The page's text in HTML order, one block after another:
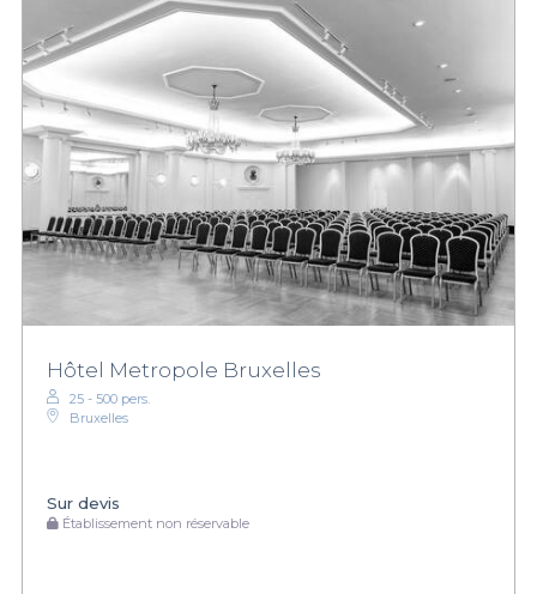
Hôtel Metropole Bruxelles
25 - 500 pers.
Bruxelles
Sur devis
Établissement non réservable